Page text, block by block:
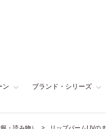
ン ブランド・シリーズ